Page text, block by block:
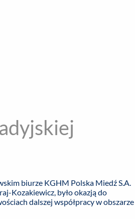
biurze KGHM Polska Miedź S.A.
Kozakiewicz, było okazją do
dalszej współpracy w obszarze